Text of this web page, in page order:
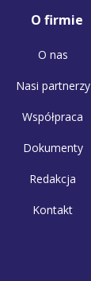
O firmie
O nas
Nasi partnerzy
Współpraca
Dokumenty
Redakcja
Kontakt